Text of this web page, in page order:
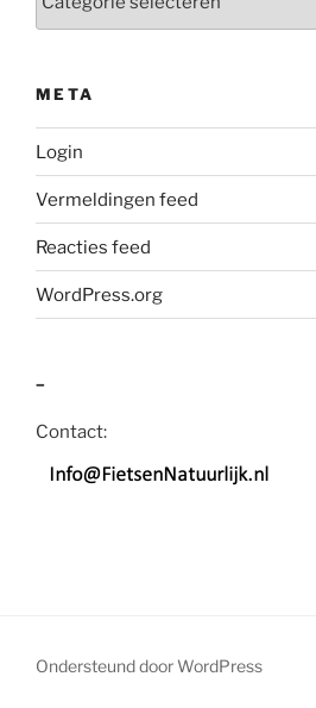
META
Login
Vermeldingen feed
Reacties feed
WordPress.org
–
Contact:
Ondersteund door WordPress